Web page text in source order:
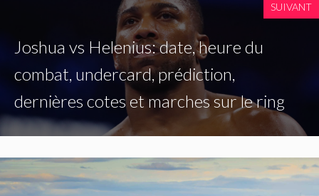
SUIVANT
Joshua vs Helenius: date, heure du
combat, undercard, prédiction,
dernières cotes et marches sur le ring